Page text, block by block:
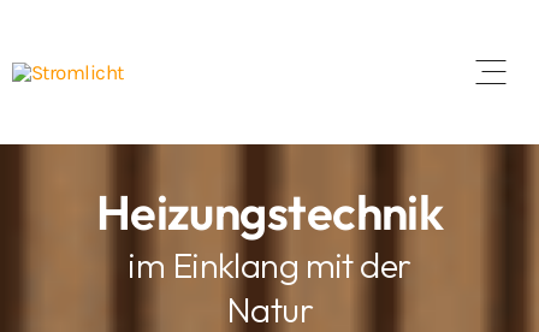
Open
Heizungstechnik
im Einklang mit der
Natur